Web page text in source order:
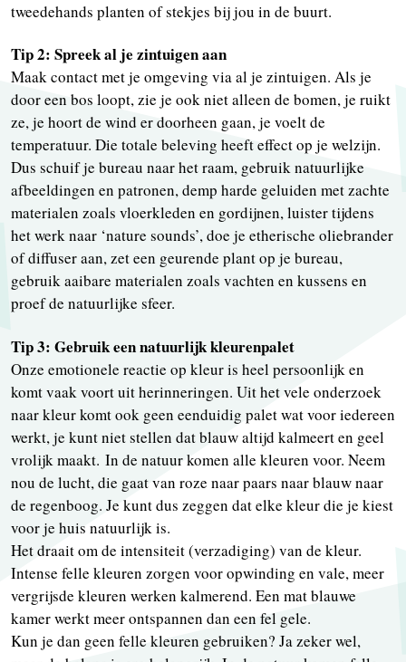
tweedehands planten of stekjes bij jou in de buurt.
Tip 2: Spreek al je zintuigen aan
Maak contact met je omgeving via al je zintuigen. Als je
door een bos loopt, zie je ook niet alleen de bomen, je ruikt
ze, je hoort de wind er doorheen gaan, je voelt de
temperatuur. Die totale beleving heeft effect op je welzijn.
Dus schuif je bureau naar het raam, gebruik natuurlijke
afbeeldingen en patronen, demp harde geluiden met zachte
materialen zoals vloerkleden en gordijnen, luister tijdens
het werk naar ‘nature sounds’, doe je etherische oliebrander
of diffuser aan, zet een geurende plant op je bureau,
gebruik aaibare materialen zoals vachten en kussens en
proef de natuurlijke sfeer.
Tip 3: Gebruik een natuurlijk kleurenpalet
Onze emotionele reactie op kleur is heel persoonlijk en
komt vaak voort uit herinneringen. Uit het vele onderzoek
naar kleur komt ook geen eenduidig palet wat voor iedereen
werkt, je kunt niet stellen dat blauw altijd kalmeert en geel
vrolijk maakt. In de natuur komen alle kleuren voor. Neem
nou de lucht, die gaat van roze naar paars naar blauw naar
de regenboog. Je kunt dus zeggen dat elke kleur die je kiest
voor je huis natuurlijk is.
Het draait om de intensiteit (verzadiging) van de kleur.
Intense felle kleuren zorgen voor opwinding en vale, meer
vergrijsde kleuren werken kalmerend. Een mat blauwe
kamer werkt meer ontspannen dan een fel gele.
Kun je dan geen felle kleuren gebruiken? Ja zeker wel,